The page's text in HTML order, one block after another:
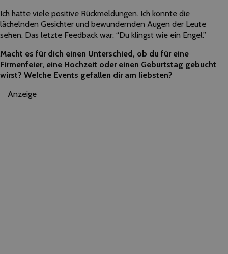
Ich hatte viele positive Rückmeldungen. Ich konnte die
lächelnden Gesichter und bewundernden Augen der Leute
sehen. Das letzte Feedback war: “Du klingst wie ein Engel.”
Macht es für dich einen Unterschied, ob du für eine
Firmenfeier, eine Hochzeit oder einen Geburtstag gebucht
wirst? Welche Events gefallen dir am liebsten?
Anzeige